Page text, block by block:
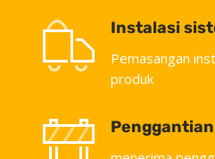
Instalasi
Pemasangan
produk